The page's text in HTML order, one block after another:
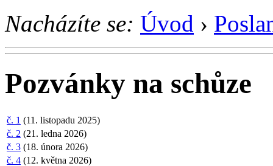
Nacházíte se: Úvod ›
Pozvánky na schůze
č. 1 (11. listopadu 2025)
č. 2 (21. ledna 2026)
č. 3 (18. února 2026)
č. 4 (12. května 2026)